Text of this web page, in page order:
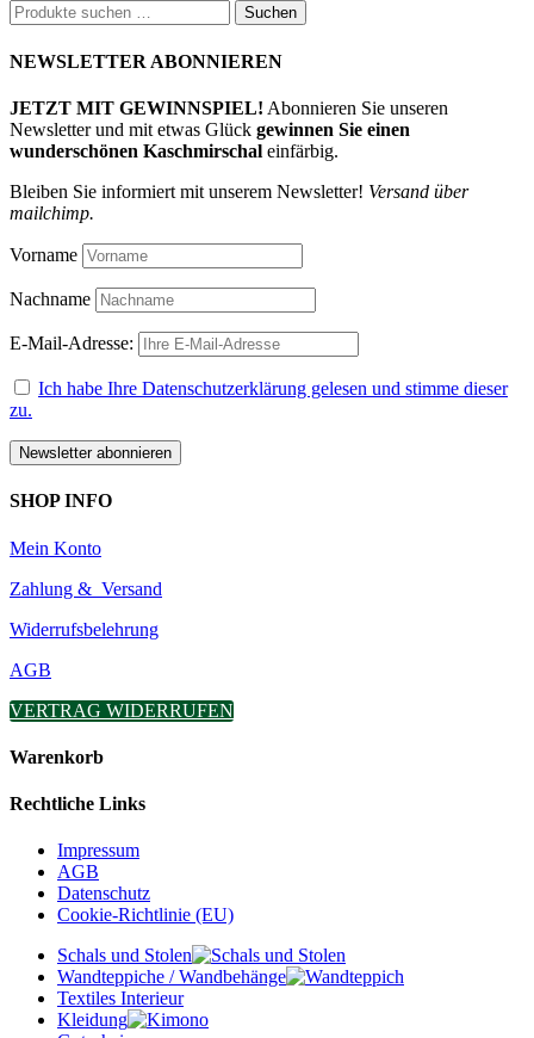
Suchen
nach:
Suchen
NEWSLETTER ABONNIEREN
JETZT MIT GEWINNSPIEL! Abonnieren Sie unseren
Newsletter und mit etwas Glück gewinnen Sie einen
wunderschönen Kaschmirschal einfärbig.
Bleiben Sie informiert mit unserem Newsletter! Versand über
mailchimp.
Vorname
Nachname
E-Mail-Adresse:
Ich habe Ihre Datenschutzerklärung gelesen und stimme dieser
zu.
SHOP INFO
Mein Konto
Zahlung & Versand
Widerrufsbelehrung
AGB
VERTRAG WIDERRUFEN
Warenkorb
Rechtliche Links
Impressum
AGB
Datenschutz
Cookie-Richtlinie (EU)
Schals und Stolen
Wandteppiche / Wandbehänge
Textiles Interieur
Kleidung